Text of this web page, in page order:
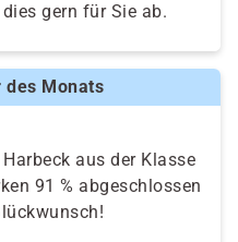
gern für Sie ab.
des Monats
aus der Klasse
91 % abgeschlossen